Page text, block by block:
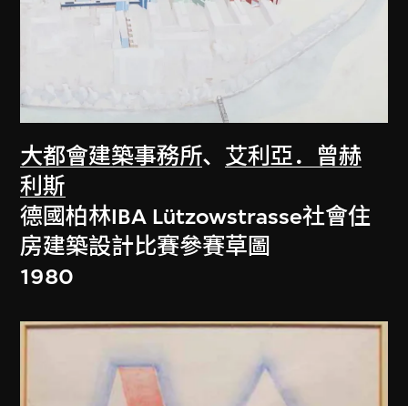
大都會建築事務所、 艾利亞．曾赫
利斯
德國柏林IBA Lützowstrasse社會住
房建築設計比賽參賽草圖
1980